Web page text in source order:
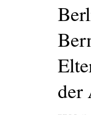
der